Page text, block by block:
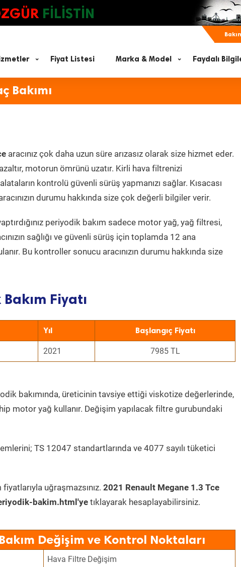
FİLİSTİN
Fiyat Listesi Marka & Model Faydalı
Bakımı
aracınız çok daha uzun süre arızasız olarak size hizmet eder.
motorun ömrünü uzatır. Kirli hava filtrenizi
kontrolü güvenli sürüş yapmanızı sağlar. Kısacası
durumu hakkında size çok değerli bilgiler verir.
periyodik bakım sadece motor yağ, yağ filtresi,
sağlığı ve güvenli sürüş için toplamda 12 ana
Bu kontroller sonucu aracınızın durumu hakkında size
Fiyatı
Yıl Başlangıç Fiyatı
2021 7985 TL
bakımında, üreticinin tavsiye ettiği viskotize değerlerinde,
motor yağ kullanır. Değişim yapılacak filtre gurubundaki
TS 12047 standartlarında ve 4077 sayılı tüketici
uğraşmazsınız. 2021 Renault Megane 1.3 Tce
bakim.html'yetıklayarak hesaplayabilirsiniz.
Değişim ve Kontrol Noktaları
Hava Filtre Değişim